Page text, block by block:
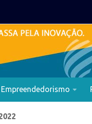
Empreendedorismo